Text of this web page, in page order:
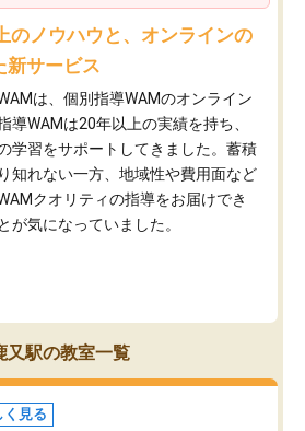
のノウハウと、オンラインの
新サービス
は、個別指導WAMのオンライン
導WAMは20年以上の実績を持ち、
学習をサポートしてきました。蓄積
知れない一方、地域性や費用面など
クオリティの指導をお届けでき
が気になっていました。
又駅の教室一覧
く見る